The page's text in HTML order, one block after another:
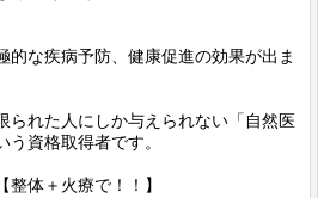
的な疾病予防、健康促進の効果が出ま
られた人にしか与えられない「自然医
資格取得者です。
体＋火療で！！】